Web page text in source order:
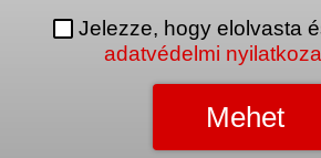
Jelezze, hogy elolvasta
adatvédelmi